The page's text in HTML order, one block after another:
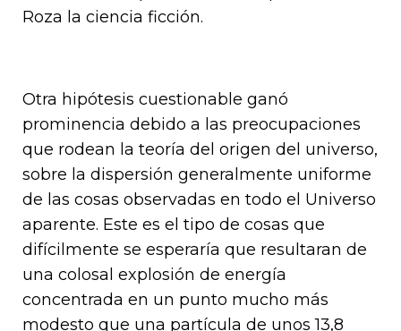
Roza la ciencia ficción.
Otra hipótesis cuestionable ganó
prominencia debido a las preocupaciones
que rodean la teoría del origen del universo,
sobre la dispersión generalmente uniforme
de las cosas observadas en todo el Universo
aparente. Este es el tipo de cosas que
difícilmente se esperaría que resultaran de
una colosal explosión de energía
concentrada en un punto mucho más
modesto que una partícula de unos 13,8